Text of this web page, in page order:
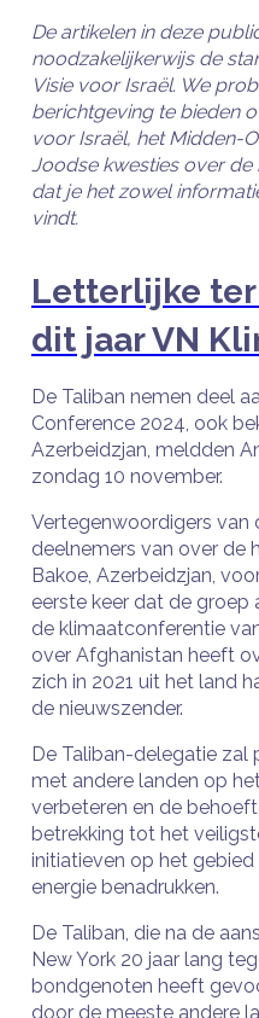
De artikelen in deze
noodzakelijkerwijs de
Visie voor Israël. We
berichtgeving te bieden
voor Israël, het Midden-
Joodse kwesties over
dat je het zowel
vindt.
Letterlijke
dit jaar VN
De Taliban nemen deel
Conference 2024, ook
Azerbeidzjan, meldden
zondag 10 november.
Vertegenwoordigers van
deelnemers van over de
Bakoe, Azerbeidzjan,
eerste keer dat de
de klimaatconferentie
over Afghanistan heeft
zich in 2021 uit het land
de nieuwszender.
De Taliban-delegatie zal
met andere landen op
verbeteren en de
betrekking tot het
initiatieven op het
energie benadrukken.
De Taliban, die na de
New York 20 jaar lang
bondgenoten heeft
door de meeste andere